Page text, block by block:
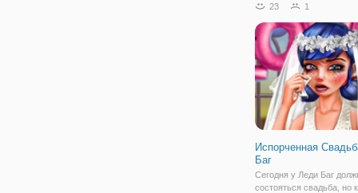
23 1
Испорченная
Баг
Сегодня у Леди Баг
состояться свадьба, но